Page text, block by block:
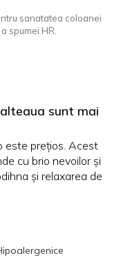
sanatatea coloanei
spumei HR.
sunt mai
este prețios. Acest
cu brio nevoilor și
și relaxarea de